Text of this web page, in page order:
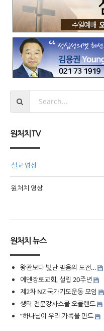
원처치TV
설교 영상
원처치 영상
원처치 뉴스
왕관보다 빛난 믿음의 도전…
에덴장로교회, 설립 20주년
제2차 NZ 국가기도운동 모임
생터 전문강사스쿨 오클랜드
“하나님이 우리 가족을 만드